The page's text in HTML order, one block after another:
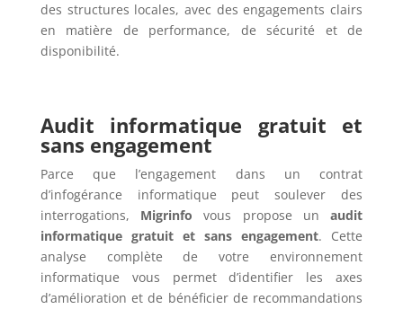
des structures locales, avec des engagements clairs
en matière de performance, de sécurité et de
disponibilité.
Audit informatique gratuit et
sans engagement
Parce que l’engagement dans un contrat
d’infogérance informatique peut soulever des
interrogations, Migrinfovous propose unaudit
informatique gratuit et sans engagement. Cette
analyse complète de votre environnement
informatique vous permet d’identifier les axes
d’amélioration et de bénéficier de recommandations